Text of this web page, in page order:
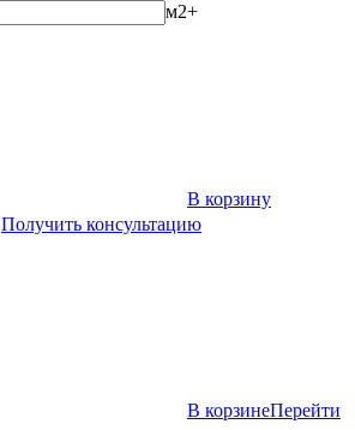
м2+
В корзину
Получить консультацию
В корзинеПерейти